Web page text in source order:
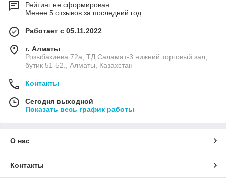
Рейтинг не сформирован
Менее 5 отзывов за последний год
Работает с 05.11.2022
г. Алматы
Розыбакиева 72а, ТД Саламат-3 нижний торговый зал,
бутик 51-52., Алматы, Казахстан
Контакты
Сегодня выходной
Показать весь график работы
О нас
Контакты